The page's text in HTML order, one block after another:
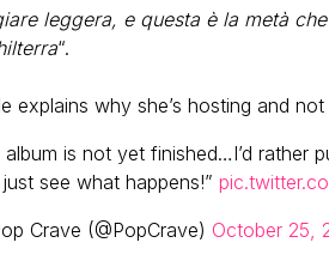
leggera, e questa è la metà
“.
explains why she’s hosting and
album is not yet finished…I’d rather
see what happens!”
Crave (@PopCrave) October 25,